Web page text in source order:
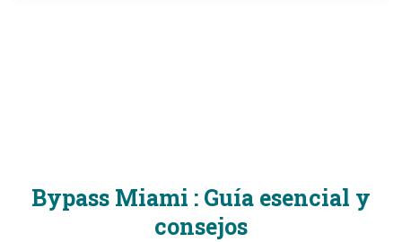
Bypass Miami : Guía esencial y
consejos